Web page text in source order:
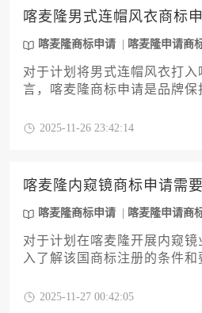
潜在挑战，特别是针对乳品
别，确保您的品牌资产在进
的法律保护。
喀麦隆男式连帽风衣商标
喀麦隆商标申请 喀麦隆申请商
对于计划将男式连帽风衣打
言，喀麦隆商标申请是品牌保
优的申请路径以及专业的流
2025-11-26 23:42:14
喀麦隆内窥镜商标申请需
喀麦隆商标申请 喀麦隆申请商
对于计划在喀麦隆开展内窥
入了解该国商标注册的条件
备材料、分类规则及审查流
2025-11-27 00:42:05